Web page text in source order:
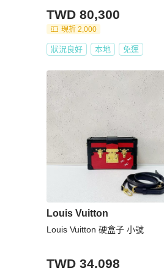
TWD 80,300
現折 2,000
狀況良好 本地 免運
Louis Vuitton
Louis Vuitton 硬盒子 小號
TWD 34,098